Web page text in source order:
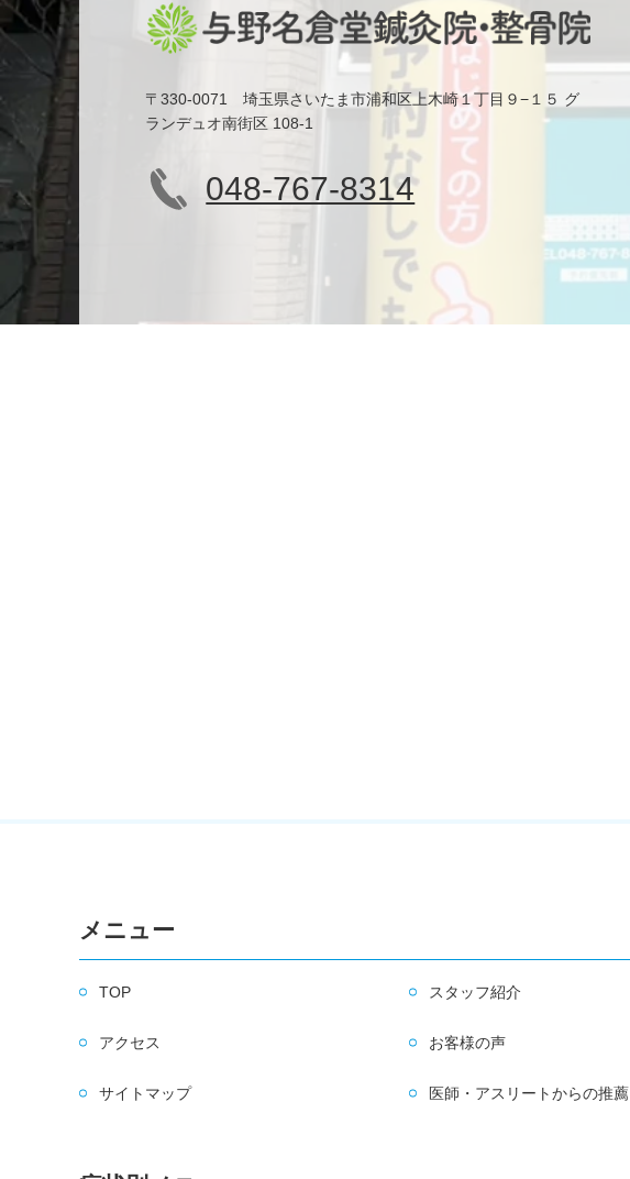
〒330-0071 埼玉県さいたま市浦和区上木崎１丁目９−１５ グ
ランデュオ南街区 108-1
048-767-8314
メニュー
TOP スタッフ紹介
アクセス お客様の声
サイトマップ 医師・アスリートからの推薦